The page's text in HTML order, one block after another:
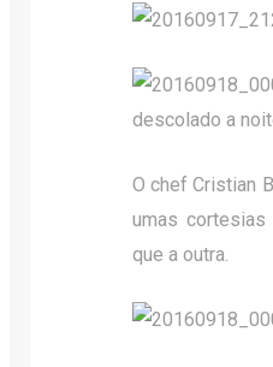
descolado a
O chef Cristian
umas
que a outra.